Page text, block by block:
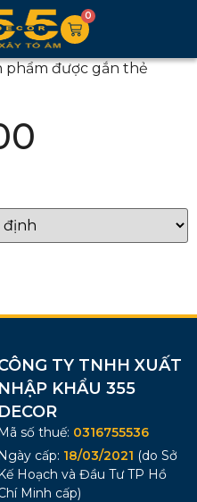
0
phẩm được gắn thẻ
TY TNHH XUẤT
NHẬP KHẨU 355
DECOR
số thuế: 0316755536
cấp: 18/03/2021 (do Sở
Hoạch và Đầu Tư TP Hồ
Minh cấp)